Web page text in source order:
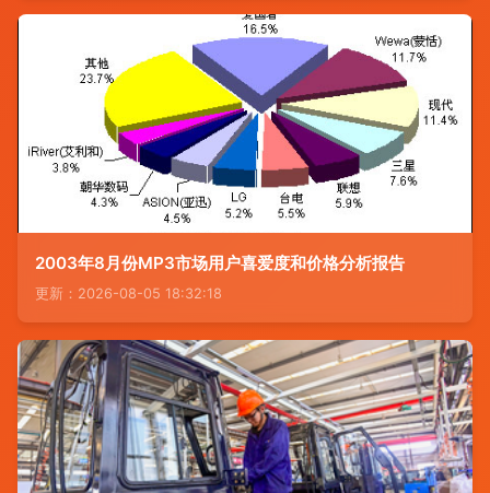
2003年8月份MP3市场用户喜爱度和价格分析报告
更新：2026-08-05 18:32:18